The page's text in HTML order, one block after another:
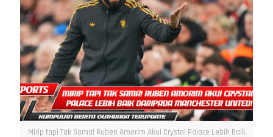
Mirip tapi Tak Sama! Ruben Amorim Akui Crystal Palace Lebih Baik